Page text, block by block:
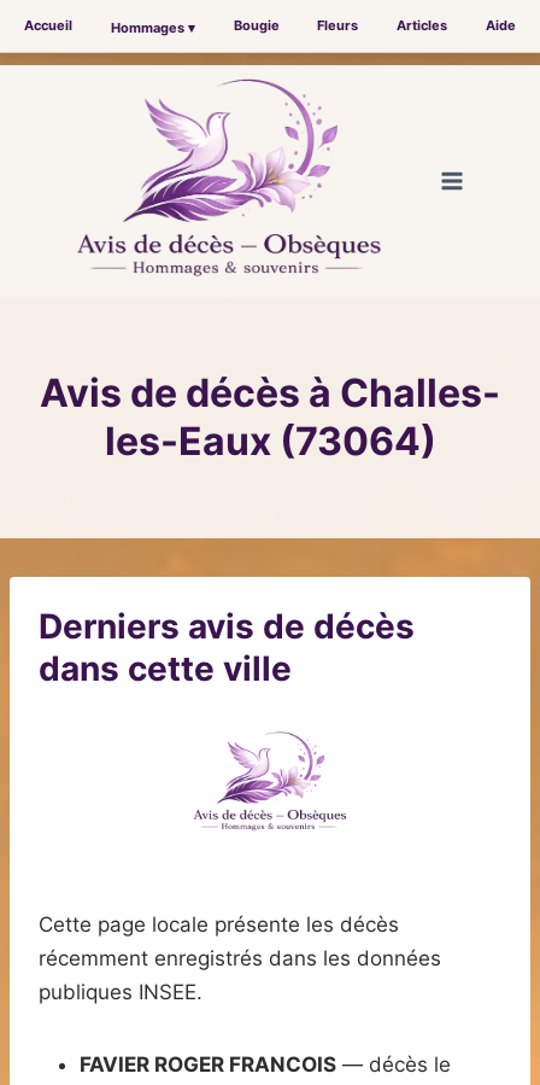
Accueil Hommages ▾ Bougie Fleurs Articles Aide
Avis de décès à Challes-
les-Eaux (73064)
Derniers avis de décès
dans cette ville
Cette page locale présente les décès
récemment enregistrés dans les données
publiques INSEE.
FAVIER ROGER FRANCOIS — décès le